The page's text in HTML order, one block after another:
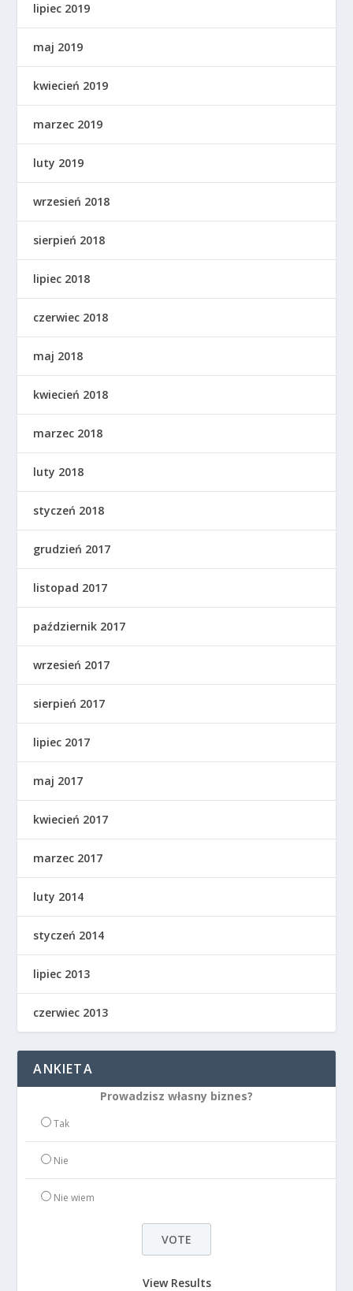
lipiec 2019
maj 2019
kwiecień 2019
marzec 2019
luty 2019
wrzesień 2018
sierpień 2018
lipiec 2018
czerwiec 2018
maj 2018
kwiecień 2018
marzec 2018
luty 2018
styczeń 2018
grudzień 2017
listopad 2017
październik 2017
wrzesień 2017
sierpień 2017
lipiec 2017
maj 2017
kwiecień 2017
marzec 2017
luty 2014
styczeń 2014
lipiec 2013
czerwiec 2013
ANKIETA
Prowadzisz własny biznes?
Tak
Nie
Nie wiem
View Results